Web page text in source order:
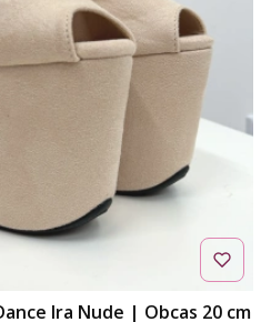
Ira Nude | Obcas 20 cm